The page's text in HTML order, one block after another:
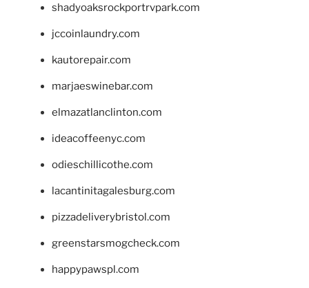
shadyoaksrockportrvpark.com
jccoinlaundry.com
kautorepair.com
marjaeswinebar.com
elmazatlanclinton.com
ideacoffeenyc.com
odieschillicothe.com
lacantinitagalesburg.com
pizzadeliverybristol.com
greenstarsmogcheck.com
happypawspl.com